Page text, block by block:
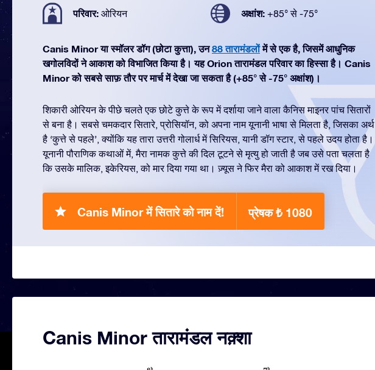
परिवार: ओरियन अक्षांश: +85° से -75°
Canis Minor या स्मॉलर डॉग (छोटा कुत्ता), उन88 तारामंडलोंमें से एक है, जिसमें आधुनिक
खगोलविदों ने आकाश को विभाजित किया है। यह Orion तारामंडल परिवार का हिस्सा है। Canis
Minor को सबसे साफ़ तौर पर मार्च में देखा जा सकता है (+85° से -75° अक्षांश)।
शिकारी ओरियन के पीछे चलते एक छोटे कुत्ते के रूप में दर्शाया जाने वाला कैनिस माइनर पांच सितारों
से बना है। सबसे चमकदार सितारे, प्रोसियॉन, को अपना नाम यूनानी भाषा से मिलता है, जिसका अर्थ
है ‘कुत्ते से पहले’, क्योंकि यह तारा उत्तरी गोलार्ध में सिरियस, यानी डॉग स्टार, से पहले उदय होता है।
यूनानी पौराणिक कथाओं में, मैरा नामक कुत्ते की दिल टूटने से मृत्यु हो जाती है जब उसे पता चलता है
कि उसके मालिक, इकेरियस, को मार दिया गया था। ज़्यूस ने फिर मैरा को आकाश में रख दिया।
Canis Minor में सितारे को नाम दें! प्रेषक ₺ 1080
Canis Minor तारामंडल नक़्शा